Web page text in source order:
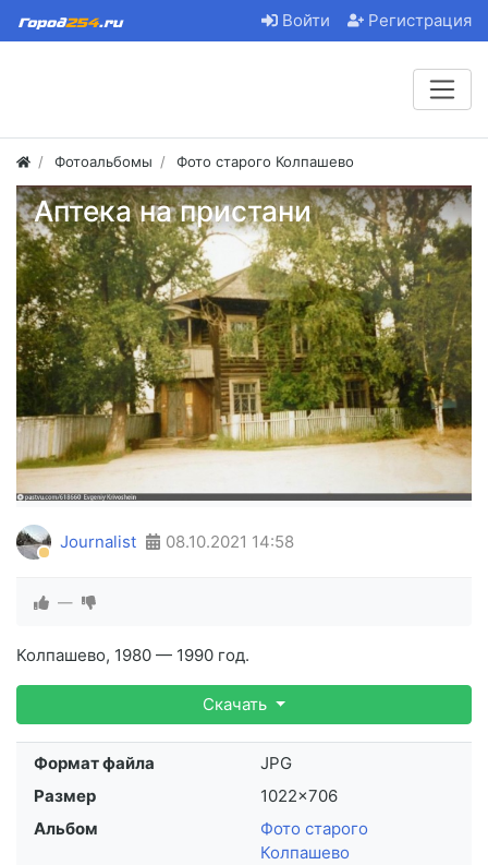
Войти Регистрация
Фотоальбомы Фото старого Колпашево
Аптека на пристани
Journalist 08.10.2021 14:58
—
Колпашево, 1980 — 1990 год.
Скачать
Формат файла
JPG
Размер
1022×706
Альбом
Фото старого
Колпашево